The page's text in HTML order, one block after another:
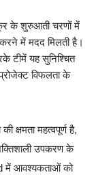
के शुरुआती चरणों में
में मदद मिलती है।
टीमें यह सुनिश्चित
विफलता के
क्षमता महत्वपूर्ण है,
उपकरण के
में आवश्यकताओं को